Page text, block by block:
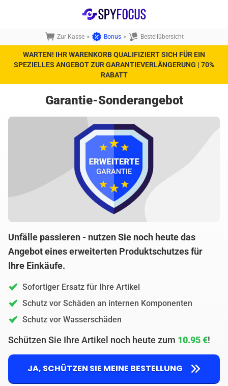
Zur Kasse > Bonus > Bestellübersicht
WARTEN! IHR WARENKORB QUALIFIZIERT SICH FÜR EIN
SPEZIELLES ANGEBOT ZUR GARANTIEVERLÄNGERUNG | 70%
RABATT
Garantie-Sonderangebot
Unfälle passieren - nutzen Sie noch heute das
Angebot eines erweiterten Produktschutzes für
Ihre Einkäufe.
Sofortiger Ersatz für Ihre Artikel
Schutz vor Schäden an internen Komponenten
Schutz vor Wasserschäden
Schützen Sie Ihre Artikel noch heute zum 10.95 €!
JA, SCHÜTZEN SIE MEINE BESTELLUNG